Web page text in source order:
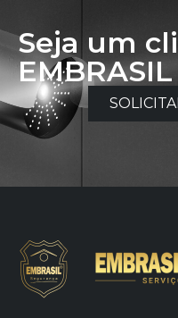
Seja um
EMBRASIL